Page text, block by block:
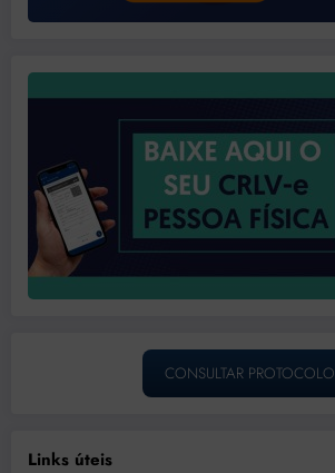
CONSULTAR PROTOCOLO
Links úteis